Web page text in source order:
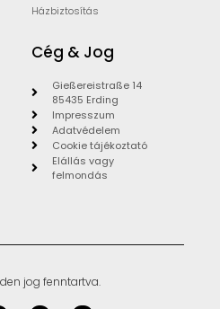
Házbiztosítás
Cég & Jog
Gießereistraße 14
85435 Erding
Impresszum
Adatvédelem
Cookie tájékoztató
Elállás vagy
felmondás
jog fenntartva.